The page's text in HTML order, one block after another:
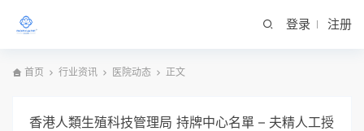
登录 注册
首页 行业资讯 医院动态 正文
香港人類生殖科技管理局 持牌中心名單 – 夫精人工授